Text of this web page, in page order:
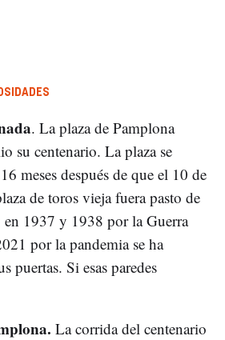
. La plaza de Pamplona
su centenario. La plaza se
meses después de que el 10 de
de toros vieja fuera pasto de
en 1937 y 1938 por la Guerra
por la pandemia se ha
puertas. Si esas paredes
La corrida del centenario